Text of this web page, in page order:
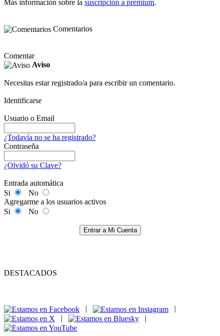
Más información sobre la suscripción a premium.
Comentarios
Comentar
Aviso
Necesitas estar registrado/a para escribir un comentario.
Identificarse
Usuario o Email
¿Todavía no se ha registrado?
Contraseña
¿Olvidó su Clave?
Entrada automática
Si
No
Agregarme a los usuarios activos
Si
No
Entrar a Mi Cuenta
DESTACADOS
|
|